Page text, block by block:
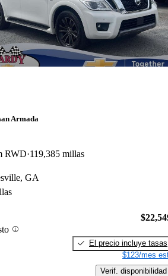
Armada
RWD 119,385 millas
GA
El precio incluye tasas
$123/mes
Verif. disponibilidad